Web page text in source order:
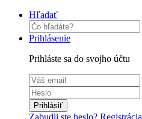
Hľadať
Prihlásenie
Prihláste sa do svojho účtu
Prihlásiť
Zabudli ste heslo? Registrácia